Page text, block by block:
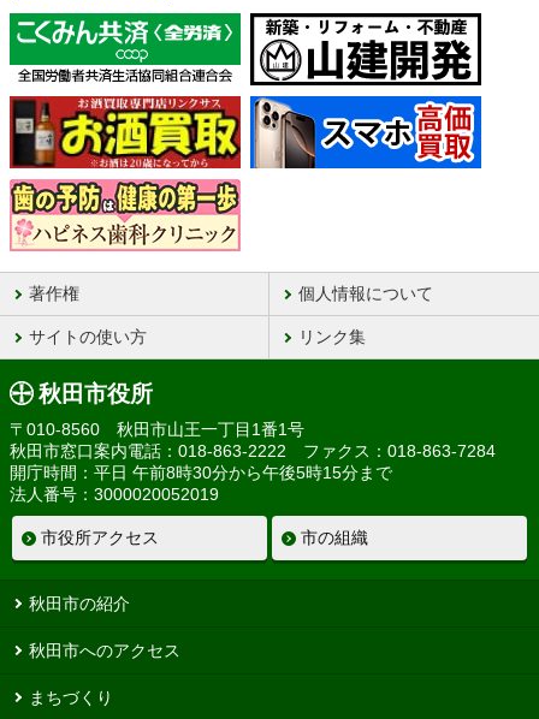
著作権 個人情報について
サイトの使い方 リンク集
秋田市役所
〒010-8560 秋田市山王一丁目1番1号
秋田市窓口案内電話：018-863-2222 ファクス：018-863-7284
開庁時間：平日 午前8時30分から午後5時15分まで
法人番号：3000020052019
市役所アクセス 市の組織
秋田市の紹介
秋田市へのアクセス
まちづくり